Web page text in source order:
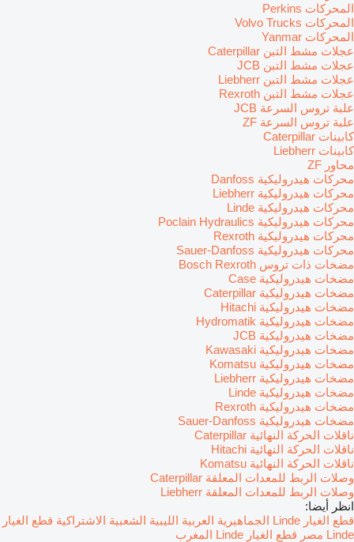
المحركات Perkins
المحركات Volvo Trucks
المحركات Yanmar
عجلات مشط التبن Caterpillar
عجلات مشط التبن JCB
عجلات مشط التبن Liebherr
عجلات مشط التبن Rexroth
علبة تروس السرعة JCB
علبة تروس السرعة ZF
كابينات Caterpillar
كابينات Liebherr
محاور ZF
محركات هيدروليكية Danfoss
محركات هيدروليكية Liebherr
محركات هيدروليكية Linde
محركات هيدروليكية Poclain Hydraulics
محركات هيدروليكية Rexroth
محركات هيدروليكية Sauer-Danfoss
مضخات ذات تروس Bosch Rexroth
مضخات هيدروليكية Case
مضخات هيدروليكية Caterpillar
مضخات هيدروليكية Hitachi
مضخات هيدروليكية Hydromatik
مضخات هيدروليكية JCB
مضخات هيدروليكية Kawasaki
مضخات هيدروليكية Komatsu
مضخات هيدروليكية Liebherr
مضخات هيدروليكية Linde
مضخات هيدروليكية Rexroth
مضخات هيدروليكية Sauer-Danfoss
ناقلات الحركة النهائية Caterpillar
ناقلات الحركة النهائية Hitachi
ناقلات الحركة النهائية Komatsu
وصلات الربط للمعدات المعلقة Caterpillar
وصلات الربط للمعدات المعلقة Liebherr
انظر أيضا:
قطع الغيار Linde الجماهيرية العربية الليبية الشعبية الاشتراكية
قطع الغيار
Linde مصر
قطع الغيار Linde المغرب